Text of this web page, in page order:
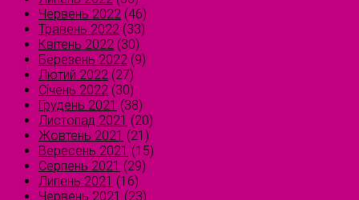
Червень 2022 (46)
Травень 2022 (33)
Квітень 2022 (30)
Березень 2022 (9)
Лютий 2022 (27)
Січень 2022 (30)
Грудень 2021 (38)
Листопад 2021 (20)
Жовтень 2021 (21)
Вересень 2021 (15)
Серпень 2021 (29)
Липень 2021 (16)
Червень 2021 (23)